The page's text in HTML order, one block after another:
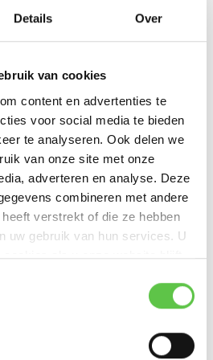
Details Over
van cookies
content en advertenties te
voor social media te bieden
te analyseren. Ook delen we
van onze site met onze
adverteren en analyse. Deze
combineren met andere
verstrekt of die ze hebben
uw gebruik van hun services. U
als u onze website blijft
en gekoppeld is aan je Meraki netwerk,
Low Energy (BLE)met je Meraki gateway
meetdata wordt veilig naar het Meraki
ziet
bij afwijkende waarden
kritieke temperatuurgegevens, zonder